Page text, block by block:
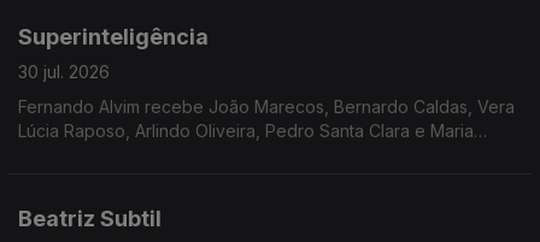
Superinteligência
30 jul. 2026
Fernando Alvim recebe João Marecos, Bernardo Caldas, Vera
Lúcia Raposo, Arlindo Oliveira, Pedro Santa Clara e Maria
Beatriz Subtil